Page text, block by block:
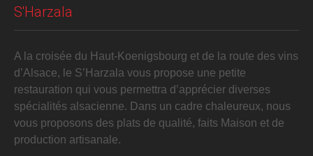
S'Harzala
A la croisée du Haut-Koenigsbourg et de la route des vins
d’Alsace, le S’Harzala vous propose une petite
restauration qui vous permettra d’apprécier diverses
spécialités alsacienne. Dans un cadre chaleureux, nous
vous proposons des plats de qualité, faits Maison et de
production artisanale.